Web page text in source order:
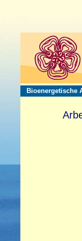
Bioenergetische